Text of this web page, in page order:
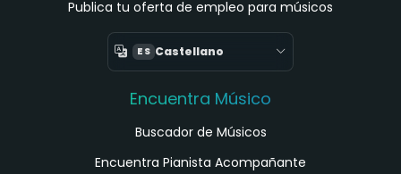
Publica tu oferta de empleo para músicos
ES Castellano
Encuentra Músico
Buscador de Músicos
Encuentra Pianista Acompañante